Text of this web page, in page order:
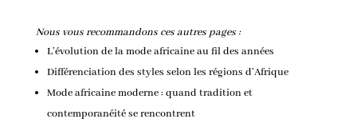
Nous vous recommandons ces autres pages :
L’évolution de la mode africaine au fil des années
Différenciation des styles selon les régions d’Afrique
Mode africaine moderne : quand tradition et
contemporanéité se rencontrent